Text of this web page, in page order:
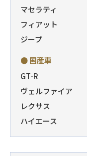
マセラティ
フィアット
ジープ
● 国産車
GT-R
ヴェルファイア
レクサス
ハイエース